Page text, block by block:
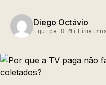
Diego Octávio
Equipe 8